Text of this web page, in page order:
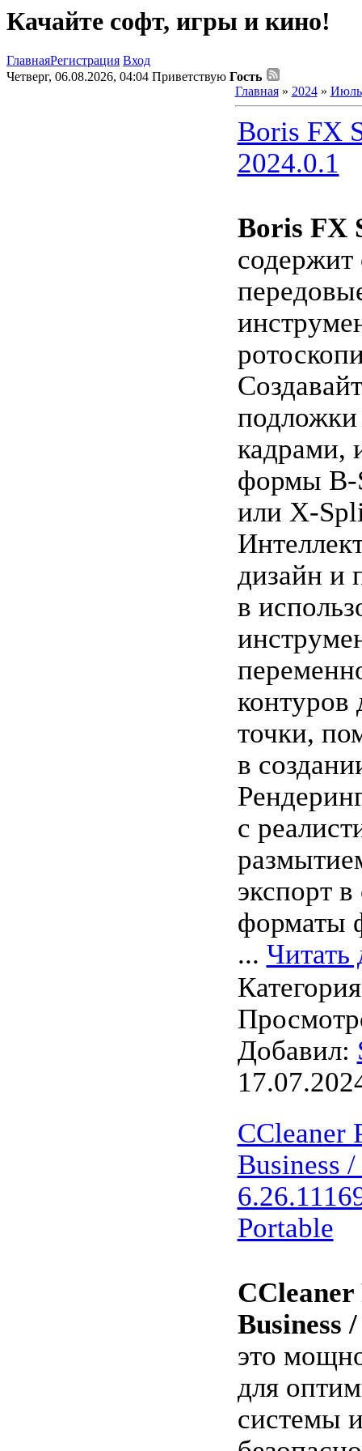
Качайте софт, игры и кино!
ГлавнаяРегистрация Вход
Четверг, 06.08.2026, 04:04 Приветствую Гость
Главная» 2024 » Июль
Boris FX
2024.0.1
Boris FX
кадрами,
формы B-
или X-
дизайн и
в
контуров
точки,
в
с
экспорт
форматы
... Читать
Добавил:
CCleaner
Business
Portable
CCleaner
Business
это
для
системы